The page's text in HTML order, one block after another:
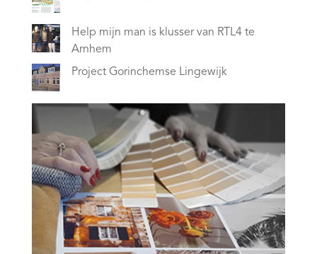
Help mijn man is klusser van RTL4 te
Arnhem
Project Gorinchemse Lingewijk